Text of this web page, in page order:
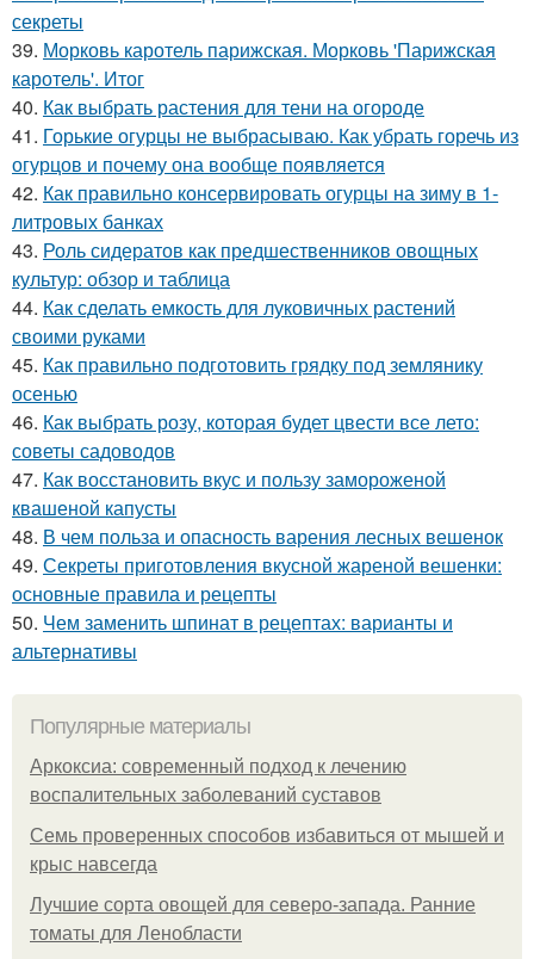
секреты
39. Морковь каротель парижская. Морковь 'Парижская
каротель'. Итог
40. Как выбрать растения для тени на огороде
41. Горькие огурцы не выбрасываю. Как убрать горечь из
огурцов и почему она вообще появляется
42. Как правильно консервировать огурцы на зиму в 1-
литровых банках
43. Роль сидератов как предшественников овощных
культур: обзор и таблица
44. Как сделать емкость для луковичных растений
своими руками
45. Как правильно подготовить грядку под землянику
осенью
46. Как выбрать розу, которая будет цвести все лето:
советы садоводов
47. Как восстановить вкус и пользу замороженой
квашеной капусты
48. В чем польза и опасность варения лесных вешенок
49. Секреты приготовления вкусной жареной вешенки:
основные правила и рецепты
50. Чем заменить шпинат в рецептах: варианты и
альтернативы
Популярные материалы
Аркоксиа: современный подход к лечению
воспалительных заболеваний суставов
Семь проверенных способов избавиться от мышей и
крыс навсегда
Лучшие сорта овощей для северо-запада. Ранние
томаты для Ленобласти